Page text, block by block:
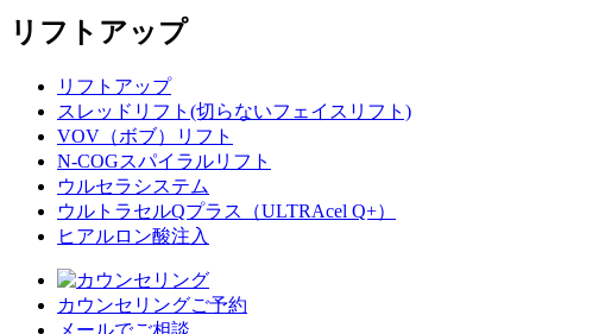
リフトアップ
リフトアップ
スレッドリフト(切らないフェイスリフト)
VOV（ボブ）リフト
N-COGスパイラルリフト
ウルセラシステム
ウルトラセルQプラス（ULTRAcel Q+）
ヒアルロン酸注入
カウンセリングご予約
メールでご相談